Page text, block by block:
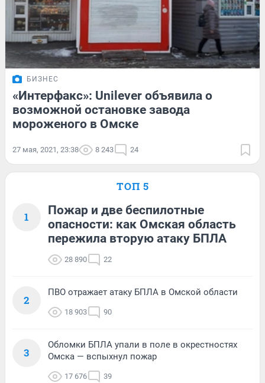
БИЗНЕС
«Интерфакс»: Unilever объявила о
возможной остановке завода
мороженого в Омске
27 мая, 2021, 23:38 8 243 24
ТОП 5
1
Пожар и две беспилотные
опасности: как Омская область
пережила вторую атаку БПЛА
28 890 22
2
ПВО отражает атаку БПЛА в Омской области
18 903 90
3
Обломки БПЛА упали в поле в окрестностях
Омска — вспыхнул пожар
17 676 39